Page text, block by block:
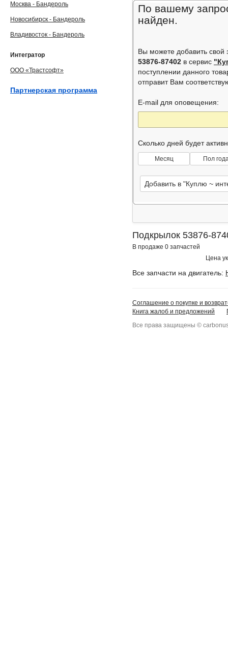
По вашему
найден.
Вы можете добавить свой
53876-87402 в сервис
поступлении данного
отправит Вам
E-mail для оповещения:
Сколько дней будет
Месяц Пол
Добавить в "Куплю ~
Подкрылок 53876-
В продаже 0 запчастей
Цена
Все запчасти на двигатель:
Москва - Бандероль
Новосибирск - Бандероль
Владивосток - Бандероль
Интегратор
ООО «Трастсофт»
Партнерская программа
Соглашение о покупке и
Книга жалоб и предложений
Все права защищены ©